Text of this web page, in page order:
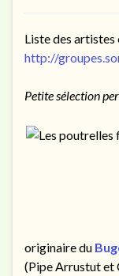
Liste des artistes
http://
Petite sélection
originaire du
(Pipe Arrustut et